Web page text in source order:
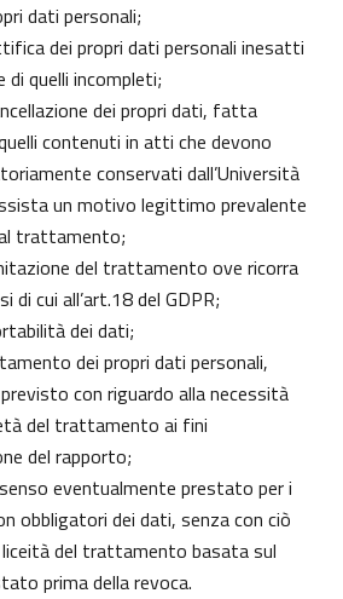
dati personali;
dei propri dati personali inesatti
di quelli incompleti;
dei propri dati, fatta
contenuti in atti che devono
conservati dall’Università
un motivo legittimo prevalente
trattamento;
del trattamento ove ricorra
di cui all’art.18 del GDPR;
dei dati;
dei propri dati personali,
con riguardo alla necessità
del trattamento ai fini
del rapporto;
eventualmente prestato per i
obbligatori dei dati, senza con ciò
liceità del trattamento basata sul
prima della revoca.